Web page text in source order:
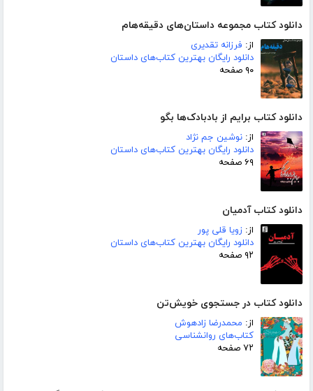
دانلود کتاب مجموعه داستان‌های دقیقه‌هام
از: فرزانه تقدیری
دانلود رایگان بهترین کتاب‌های داستان
۹۰ صفحه
دانلود کتاب برایم از بادبادک‌ها بگو
از: نوشین جم نژاد
دانلود رایگان بهترین کتاب‌های داستان
۶۹ صفحه
دانلود کتاب آدمیان
از: زویا قلی پور
دانلود رایگان بهترین کتاب‌های داستان
۹۲ صفحه
دانلود کتاب در جستجوی خویش‌تن
از: محمدرضا زادهوش
کتاب‌های روانشناسی
۷۲ صفحه